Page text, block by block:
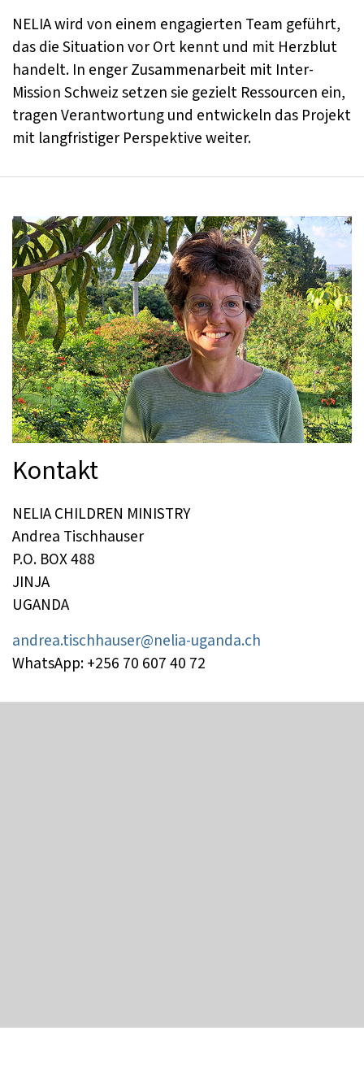
NELIA wird von einem engagierten Team geführt,
das die Situation vor Ort kennt und mit Herzblut
handelt. In enger Zusammenarbeit mit Inter-
Mission Schweiz setzen sie gezielt Ressourcen ein,
tragen Verantwortung und entwickeln das Projekt
mit langfristiger Perspektive weiter.
Kontakt
NELIA CHILDREN MINISTRY
Andrea Tischhauser
P.O. BOX 488
JINJA
UGANDA
andrea.tischhauser@nelia-uganda.ch
WhatsApp: +256 70 607 40 72